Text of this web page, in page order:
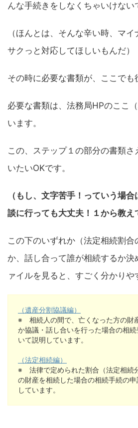
んな手続きをしなくちゃいけない
（ほんとは、そんな辛い時、マ
サクっと対応してほしいもんだ）
その時に必要な書類が、ここでも
必要な書類は、法務局HPのここ（
います。
この、ステップ１の部分の書類
いたいOKです。
（もし、文字苦手！っていう場
談に行っても大丈夫！１から教え
この下のいずれか（法定相続割
か、話し合って誰が相続するか決
ァイルを見ると、すごく分かりや
（遺産分割協議編）
※ 相続人の間で、亡くなった方の財
か協議・話し合いを行った場合の相
いて説明しています。
（法定相続編）
※ 法律で定められた割合（法定相続
の財産を相続した場合の相続手続の
しています。